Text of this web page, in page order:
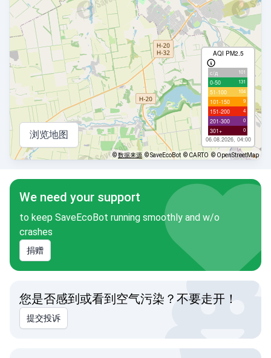
AQI PM2.5
с/д 101
0-50 131
51-100 104
101-150 9
151-200 4
201-300 0
301+ 0
06.08.2026, 04:00
浏览地图
©数据来源 © SaveEcoBot © CARTO © OpenStreetMap
We need your support
to keep SaveEcoBot running smoothly and w/o
crashes
捐赠
您是否感到或看到空气污染？不要走开！
提交投诉